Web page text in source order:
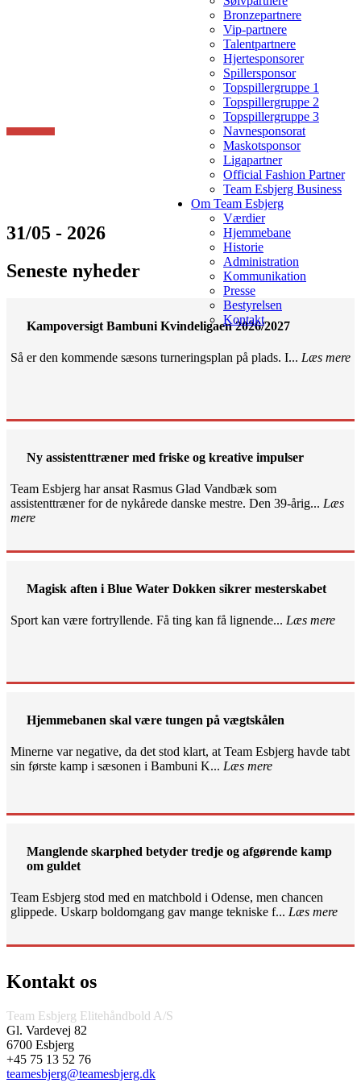
Bronzepartnere
Vip-partnere
Talentpartnere
Hjertesponsorer
Spillersponsor
Topspillergruppe 1
Topspillergruppe 2
Topspillergruppe 3
Navnesponsorat
Maskotsponsor
Ligapartner
Official Fashion Partner
Team Esbjerg Business
Om Team Esbjerg
Værdier
Hjemmebane
Historie
Administration
Kommunikation
Presse
Bestyrelsen
Kontakt
31/05 - 2026
Seneste nyheder
Kampoversigt Bambuni Kvindeligaen 2026/2027
Så er den kommende sæsons turneringsplan på plads. I... Læs mere
Ny assistenttræner med friske og kreative impulser
Team Esbjerg har ansat Rasmus Glad Vandbæk som
assistenttræner for de nykårede danske mestre. Den 39-årig... Læs
mere
Magisk aften i Blue Water Dokken sikrer mesterskabet
Sport kan være fortryllende. Få ting kan få lignende... Læs mere
Hjemmebanen skal være tungen på vægtskålen
Minerne var negative, da det stod klart, at Team Esbjerg havde tabt
sin første kamp i sæsonen i Bambuni K... Læs mere
Manglende skarphed betyder tredje og afgørende kamp
om guldet
Team Esbjerg stod med en matchbold i Odense, men chancen
glippede. Uskarp boldomgang gav mange tekniske f... Læs mere
Kontakt os
Team Esbjerg Elitehåndbold A/S
Gl. Vardevej 82
6700 Esbjerg
+45 75 13 52 76
teamesbjerg@teamesbjerg.dk